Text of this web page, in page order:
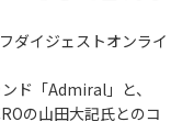
ダイジェストオンライ
ド「Admiral」と、
の山田大記氏とのコ